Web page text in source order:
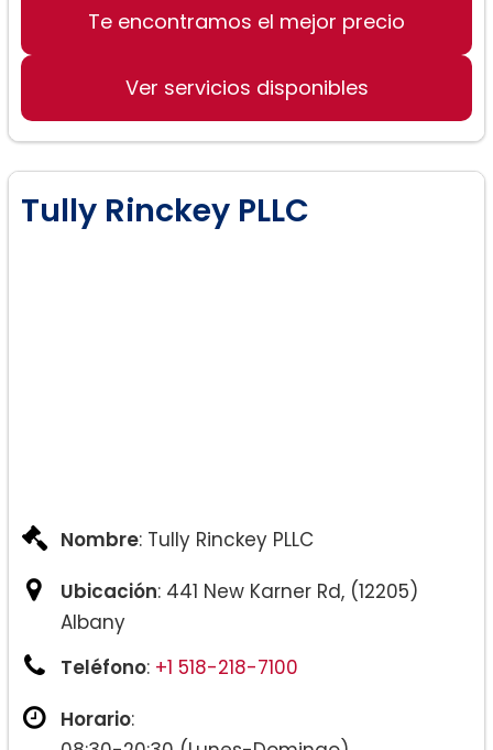
Derecho de Familia
– Custodia del niño
Te encontramos el mejor precio
Ver servicios disponibles
Tully Rinckey PLLC
Nombre: Tully Rinckey PLLC
Ubicación: 441 New Karner Rd, (12205)
Albany
Teléfono: +1 518-218-7100
Horario: